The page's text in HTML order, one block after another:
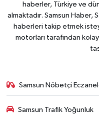
haberler, Türkiye ve
almaktadır. Samsun Haber,
haberleri takip etmek
motorları tarafından
Samsun Nöbetçi
Samsun Trafik Yoğunluk